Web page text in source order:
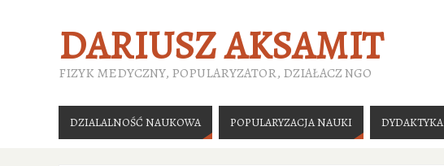
DARIUSZ AKSAMIT
FIZYK MEDYCZNY, POPULARYZATOR, DZIAŁACZ NGO
DZIALALNOŚĆ NAUKOWA POPULARYZACJA NAUKI DYDAKTYKA